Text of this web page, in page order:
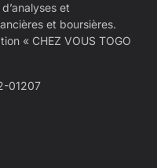
et
et boursières.
« CHEZ VOUS TOGO
01207